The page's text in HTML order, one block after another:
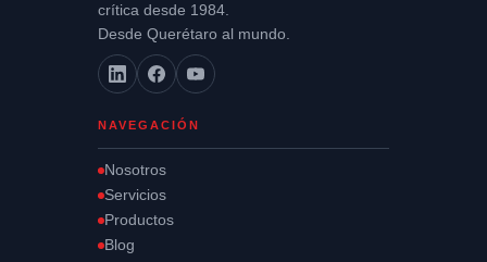
crítica desde 1984.
Desde Querétaro al mundo.
NAVEGACIÓN
Nosotros
Servicios
Productos
Blog